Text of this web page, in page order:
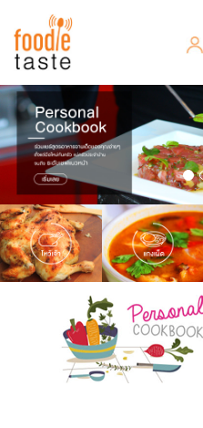
สูตรอาหาร
สูตรอาหารล่าสุด
Top Foodie
พาไปชิม
สารพันก้นครัว
เคล็ดลับน่ารู้
เปรียบเทียบหน่วยก
เปรียบเทียบอุณหภูมิ
เปรียบเทียบน้ำหนัก
FoodPedia
สร้าง Cookbook